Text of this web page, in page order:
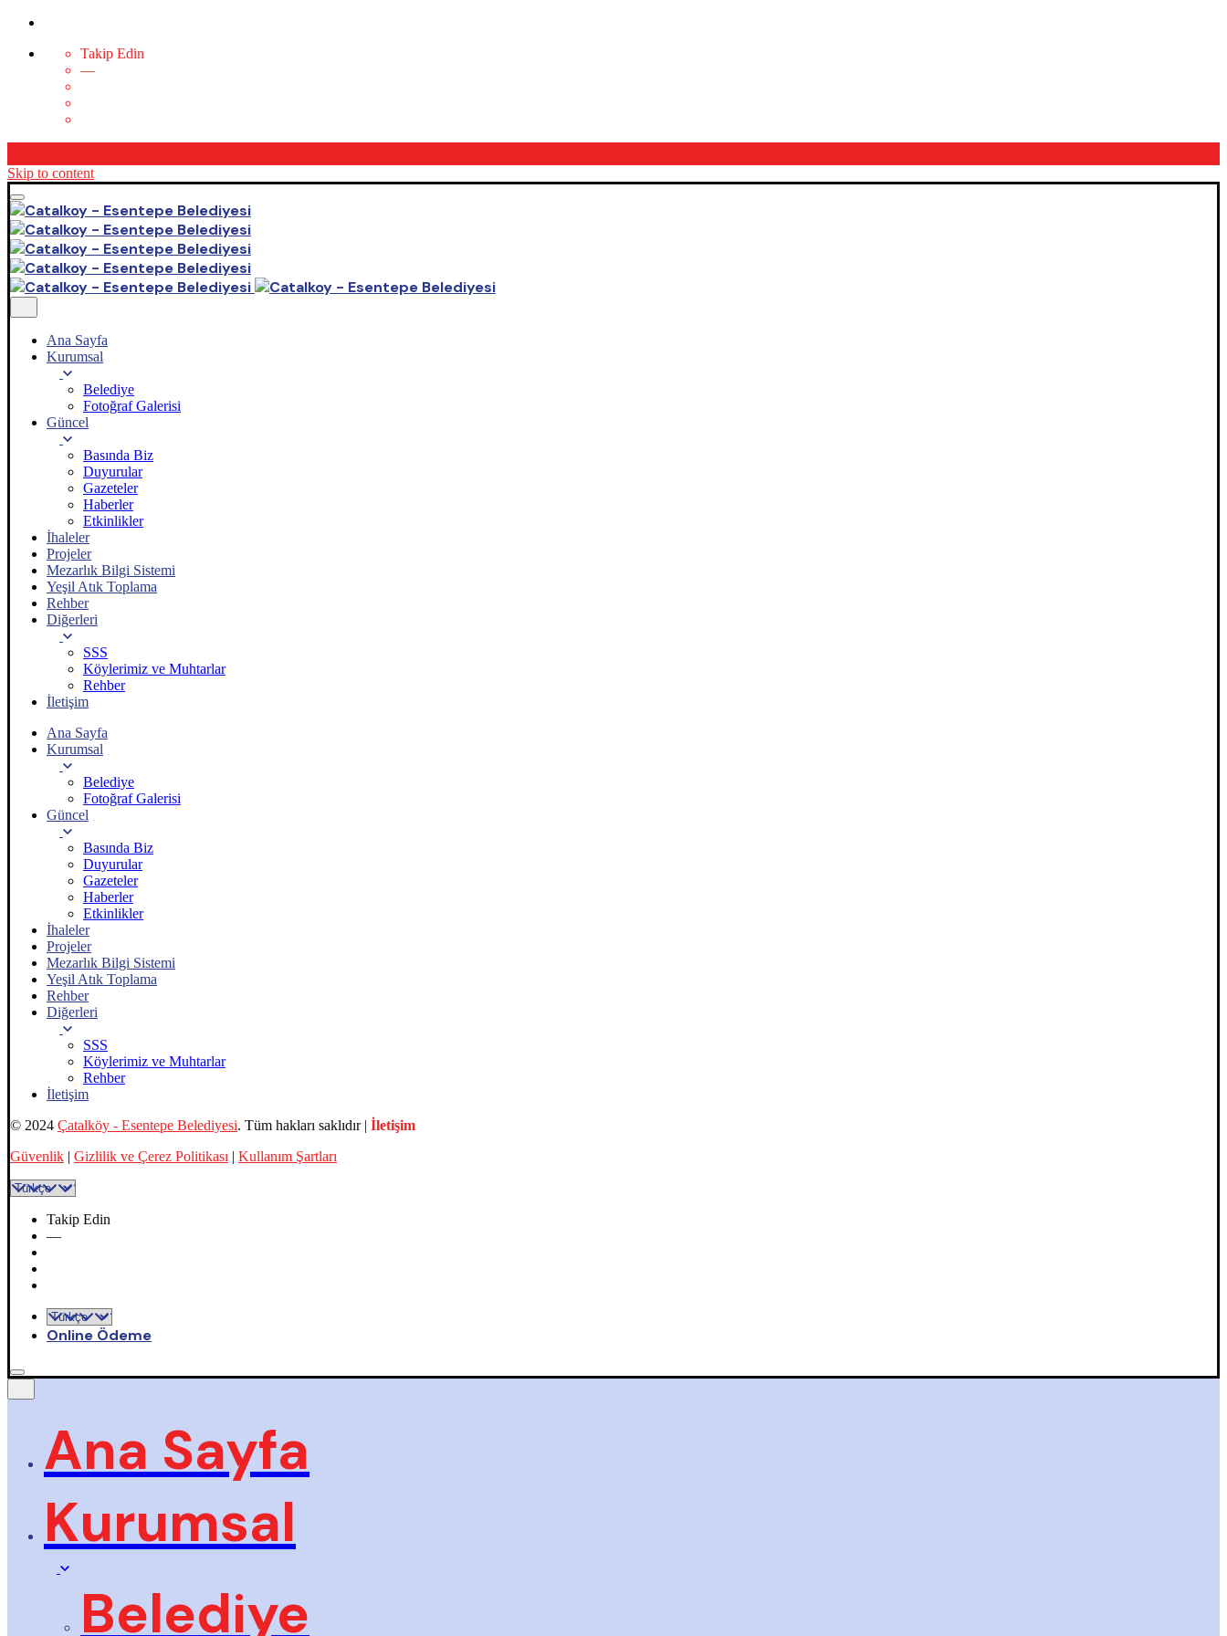
Takip Edin
—
Skip to content
Ana Sayfa
Kurumsal
Belediye
Fotoğraf Galerisi
Güncel
Basında Biz
Duyurular
Gazeteler
Haberler
Etkinlikler
İhaleler
Projeler
Mezarlık Bilgi Sistemi
Yeşil Atık Toplama
Rehber
Diğerleri
SSS
Köylerimiz ve Muhtarlar
Rehber
İletişim
Ana Sayfa
Kurumsal
Belediye
Fotoğraf Galerisi
Güncel
Basında Biz
Duyurular
Gazeteler
Haberler
Etkinlikler
İhaleler
Projeler
Mezarlık Bilgi Sistemi
Yeşil Atık Toplama
Rehber
Diğerleri
SSS
Köylerimiz ve Muhtarlar
Rehber
İletişim
© 2024 Çatalköy - Esentepe Belediyesi. Tüm hakları saklıdır | İletişim
Güvenlik | Gizlilik ve Çerez Politikası | Kullanım Şartları
Takip Edin
—
Online Ödeme
Ana Sayfa
Kurumsal
Belediye